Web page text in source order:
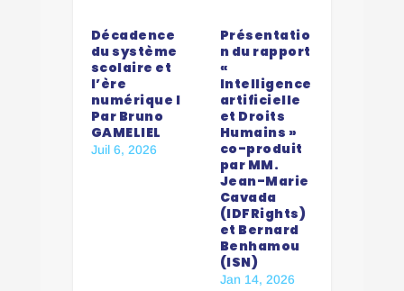
Décadence
du système
scolaire et
l’ère
numérique I
Par Bruno
GAMELIEL
Juil 6, 2026
Présentatio
n du rapport
«
Intelligence
artificielle
et Droits
Humains »
co-produit
par MM.
Jean-Marie
Cavada
(IDFRights)
et Bernard
Benhamou
(ISN)
Jan 14, 2026